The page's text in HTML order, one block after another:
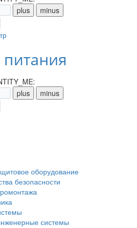
оборудование
безопасности
системы